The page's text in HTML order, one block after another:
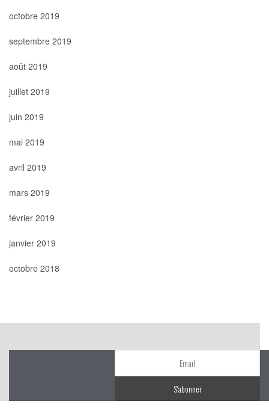
octobre 2019
septembre 2019
août 2019
juillet 2019
juin 2019
mai 2019
avril 2019
mars 2019
février 2019
janvier 2019
octobre 2018